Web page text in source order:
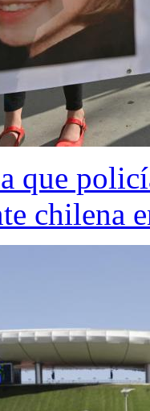
que
chilena